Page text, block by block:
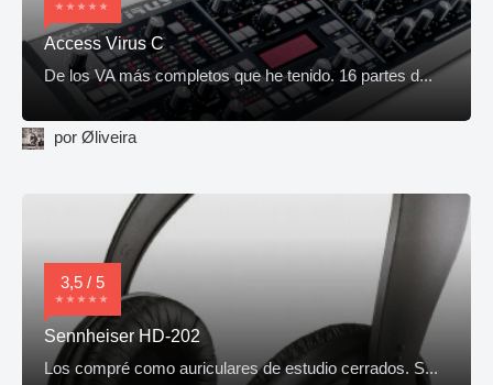
Access Virus C
De los VA más completos que he tenido. 16 partes d...
por Øliveira
3,5 / 5
Sennheiser HD-202
Los compré como auriculares de estudio cerrados. S...